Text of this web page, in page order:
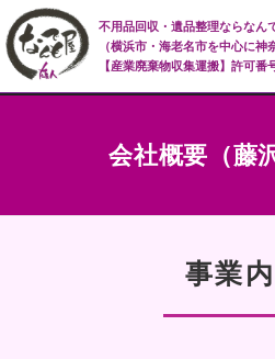
不用品回収・遺品整理ならなん
（横浜市・海老名市を中心に神
【産業廃棄物収集運搬】許可番
会社概要（藤
事業